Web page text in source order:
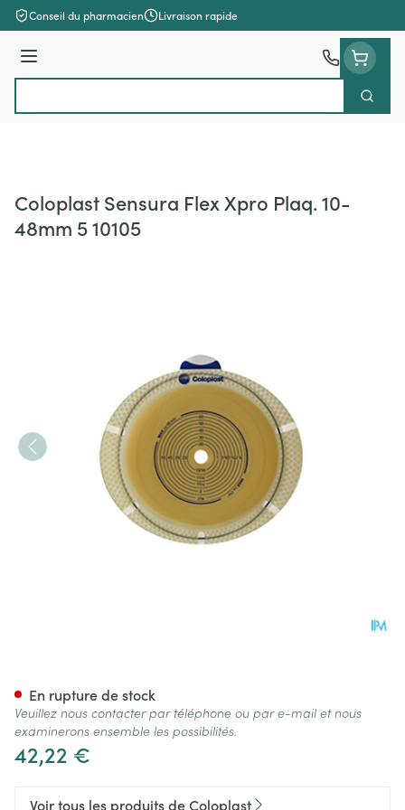
Aller au contenu
Conseil du pharmacien Livraison rapide
Menu
Coloplast Sensura Flex Xpro Plaq. 10-
48mm 5 10105
42,22 €
En rupture de stock
Veuillez nous contacter par téléphone ou par e-mail et nous
examinerons ensemble les possibilités.
Voir tous les produits de Coloplast